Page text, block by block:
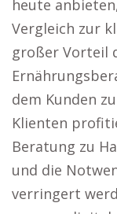
heute
Vergleich zur
großer Vorteil
dem Kunden
Klienten
Beratung zu
und die
verringert